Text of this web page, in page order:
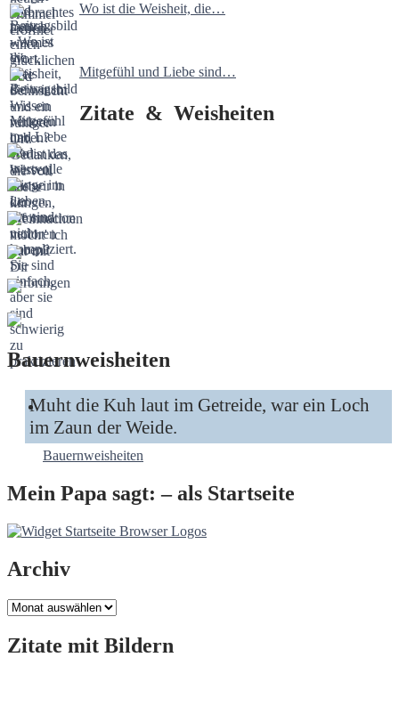
Wo ist die Weisheit, die…
Mitgefühl und Liebe sind…
Zitate & Weisheiten
Bauernweisheiten
Muht die Kuh laut im Getreide, war ein Loch
im Zaun der Weide.
Bauernweisheiten
Mein Papa sagt: – als Startseite
Archiv
Archiv
Zitate mit Bildern